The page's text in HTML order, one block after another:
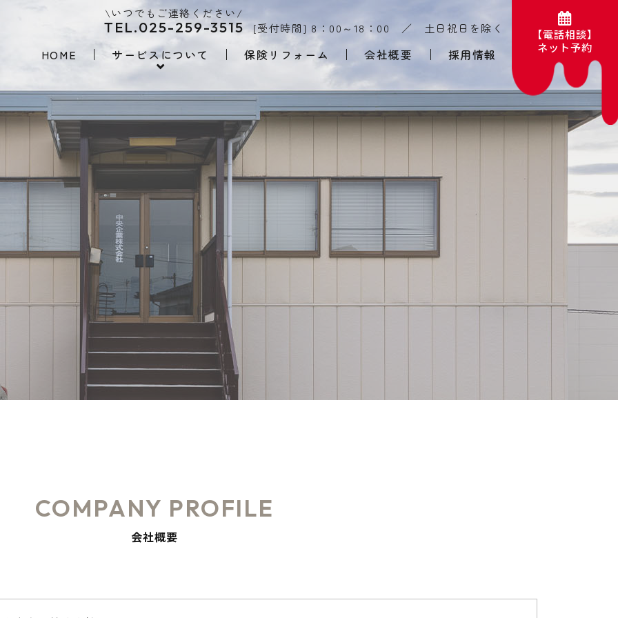
\いつでもご連絡ください/
TEL.025-259-3515 [受付時間] 8：00～18：00 ／ ​​​​​​​土日祝日を除く​​​​​​​
HOME サービスについて 保険リフォーム 会社概要 採用情報
【電話相談】
​​​​​​​ネット予約
COMPANY PROFILE
会社概要